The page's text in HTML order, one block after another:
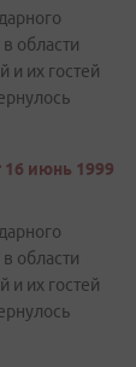
области
и их гостей
июнь 1999
области
и их гостей